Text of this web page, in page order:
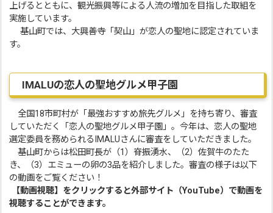
上げるとともに、観光振興等による人流の増加を目指した取組を
実施しています。
基山町では、大興善寺「契山」が恋人の聖地に認定されていま
す。
IMALUの恋人の聖地グルメ甲子園
全国18市町村が「最強おすすめ旅先グルメ」を持ち寄り、審査
していただく「恋人の聖地グルメ甲子園」。今年は、恋人の聖地
選定委員を務められるIMALUさんに審査をしていただきました。
基山町からは松田町長が（1）脊振湧水、（2）佐賀牛のたた
き、（3）エミューの卵の3品を紹介しました。審査の様子は以下
の動画をご覧ください！
【動画視聴】をクリックすると外部サイト（YouTube）で動画を
視聴することができます。